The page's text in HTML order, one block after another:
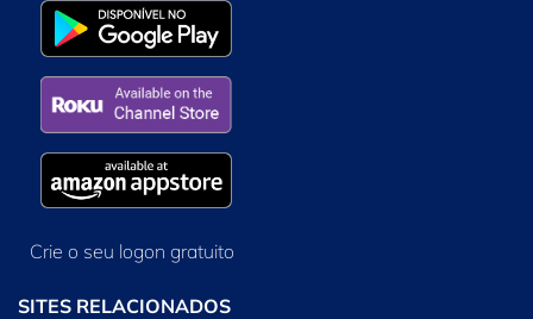
Crie o seu logon gratuito
SITES RELACIONADOS